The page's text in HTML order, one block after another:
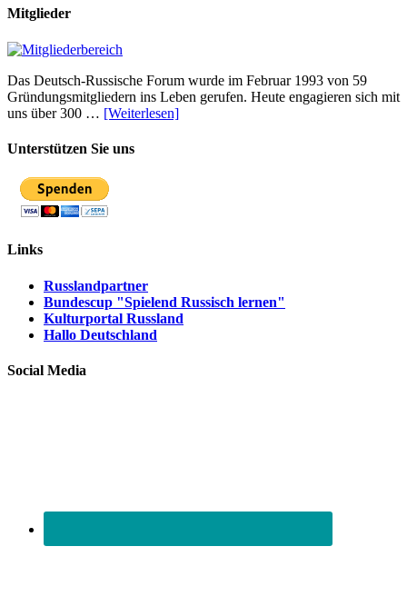
Mitglieder
Das Deutsch-Russische Forum wurde im Februar 1993 von 59
Gründungsmitgliedern ins Leben gerufen. Heute engagieren sich mit
uns über 300 … [Weiterlesen]
Unterstützen Sie uns
Links
Russlandpartner
Bundescup "Spielend Russisch lernen"
Kulturportal Russland
Hallo Deutschland
Social Media